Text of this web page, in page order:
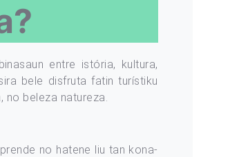
entre istória, kultura,
bele disfruta fatin turístiku
no beleza natureza.
no hatene liu tan kona-